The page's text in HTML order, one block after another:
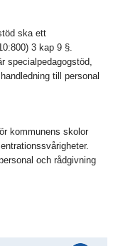
ska ett
3 kap 9 §.
specialpedagogstöd,
till personal
kommunens skolor
och rådgivning